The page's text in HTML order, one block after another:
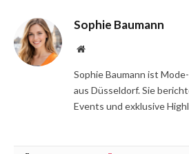
Sophie Baumann
Website
Sophie Baumann ist
aus Düsseldorf. Sie
Events und exklusive